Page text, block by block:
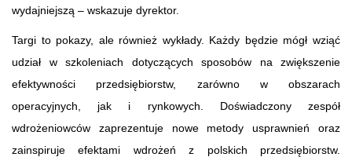
wydajniejszą – wskazuje dyrektor.
Targi to pokazy, ale również wykłady. Każdy będzie mógł wziąć
udział w szkoleniach dotyczących sposobów na zwiększenie
efektywności przedsiębiorstw, zarówno w obszarach
operacyjnych, jak i rynkowych. Doświadczony zespół
wdrożeniowców zaprezentuje nowe metody usprawnień oraz
zainspiruje efektami wdrożeń z polskich przedsiębiorstw.